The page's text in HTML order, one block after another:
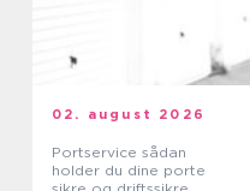
02. august 2026
Portservice sådan
holder du dine porte